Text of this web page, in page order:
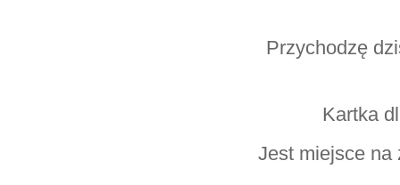
Przychodzę
Kartka
Jest miejsce na